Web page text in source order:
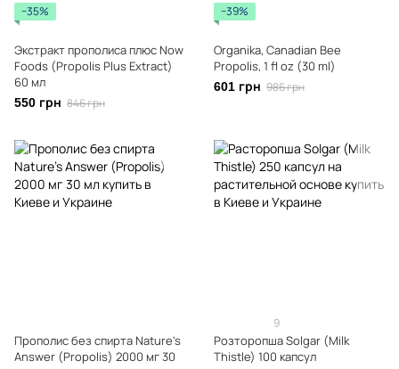
−35%
Экстракт прополиса плюс Now
Foods (Propolis Plus Extract)
60 мл
550 грн 846 грн
−39%
Organika, Canadian Bee
Propolis, 1 fl oz (30 ml)
601 грн 986 грн
Прополис без спирта Nature's
Answer (Propolis) 2000 мг 30
9
Розторопша Solgar (Milk
Thistle) 100 капсул